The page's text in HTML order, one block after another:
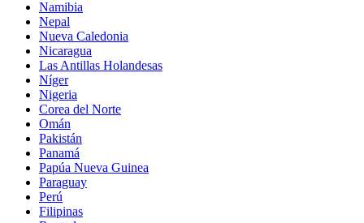
Namibia
Nepal
Nueva Caledonia
Nicaragua
Las Antillas Holandesas
Níger
Nigeria
Corea del Norte
Omán
Pakistán
Panamá
Papúa Nueva Guinea
Paraguay
Perú
Filipinas